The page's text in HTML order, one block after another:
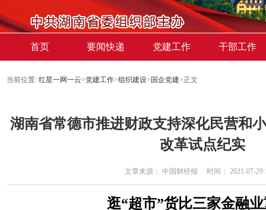
首页 要闻快递 党建工作 干部工作
当前位置: 红星一网一云>党建工作>组织建设> 国企党建>正文
湖南省常德市推进财政支持深化民营和
改革试点纪实
文章来源： 中国财经报 时间： 2021-07-29
逛“超市”货比三家金融